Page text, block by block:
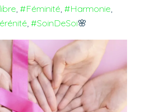
, #Féminité, #Harmonie
, #SoinDeSoi🌸